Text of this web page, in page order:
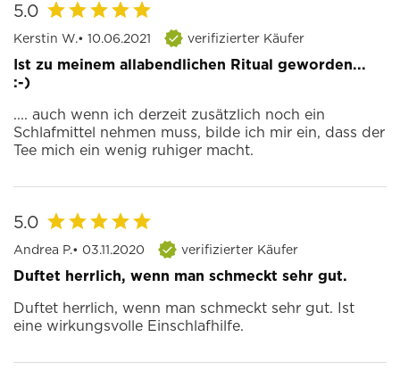
5.0
Kerstin W.• 10.06.2021 verifizierter Käufer
Ist zu meinem allabendlichen Ritual geworden...
:-)
.... auch wenn ich derzeit zusätzlich noch ein
Schlafmittel nehmen muss, bilde ich mir ein, dass der
Tee mich ein wenig ruhiger macht.
5.0
Andrea P.• 03.11.2020 verifizierter Käufer
Duftet herrlich, wenn man schmeckt sehr gut.
Duftet herrlich, wenn man schmeckt sehr gut. Ist
eine wirkungsvolle Einschlafhilfe.